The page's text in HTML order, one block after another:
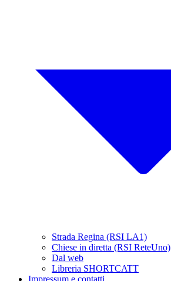
Strada Regina (RSI LA1)
Chiese in diretta (RSI ReteUno)
Dal web
Libreria SHORTCATT